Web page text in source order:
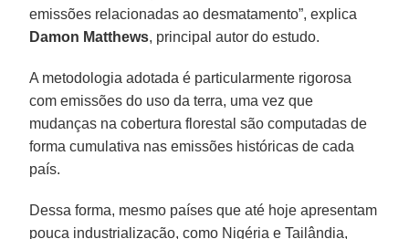
emissões relacionadas ao desmatamento”, explica
Damon Matthews, principal autor do estudo.
A metodologia adotada é particularmente rigorosa
com emissões do uso da terra, uma vez que
mudanças na cobertura florestal são computadas de
forma cumulativa nas emissões históricas de cada
país.
Dessa forma, mesmo países que até hoje apresentam
pouca industrialização, como Nigéria e Tailândia,